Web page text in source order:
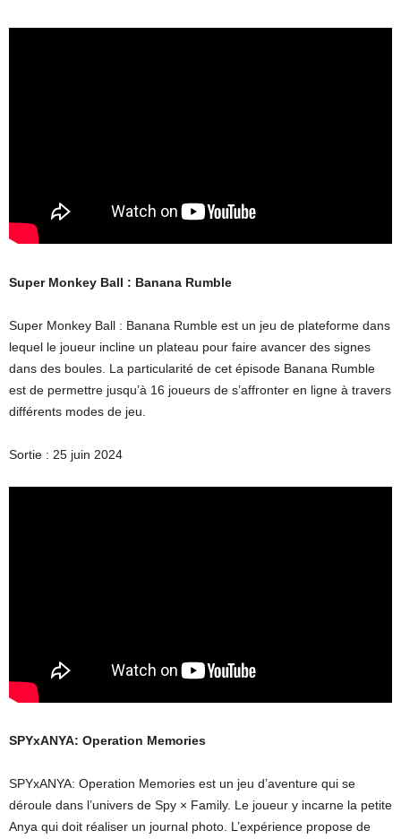
Super Monkey Ball : Banana Rumble
Super Monkey Ball : Banana Rumble est un jeu de plateforme dans
lequel le joueur incline un plateau pour faire avancer des signes
dans des boules. La particularité de cet épisode Banana Rumble
est de permettre jusqu’à 16 joueurs de s’affronter en ligne à travers
différents modes de jeu.
Sortie : 25 juin 2024
SPYxANYA: Operation Memories
SPYxANYA: Operation Memories est un jeu d’aventure qui se
déroule dans l’univers de Spy × Family. Le joueur y incarne la petite
Anya qui doit réaliser un journal photo. L’expérience propose de